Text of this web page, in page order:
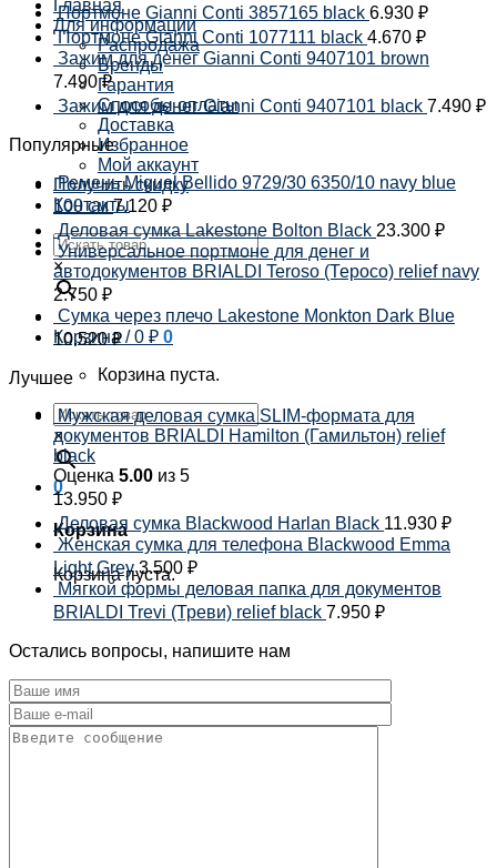
Главная
Для информации
Распродажа
Бренды
Гарантия
Способы оплаты
Доставка
Избранное
Мой аккаунт
Получить скидку
Контакты
×
Корзина /0 ₽ 0
Корзина пуста.
×
0
Корзина
Корзина пуста.
Портмоне Gianni Conti 3857165 black 6.930 ₽
Портмоне Gianni Conti 1077111 black 4.670 ₽
Зажим для денег Gianni Conti 9407101 brown
7.490₽
Зажим для денег Gianni Conti 9407101 black 7.490 ₽
Популярные
Ремень Miguel Bellido 9729/30 6350/10 navy blue
100 см 7.120 ₽
Деловая сумка Lakestone Bolton Black 23.300 ₽
Универсальное портмоне для денег и
автодокументов BRIALDI Teroso (Теросо) relief navy
2.750 ₽
Сумка через плечо Lakestone Monkton Dark Blue
10.520₽
Лучшее
Мужская деловая сумка SLIM-формата для
документов BRIALDI Hamilton (Гамильтон) relief
black
Оценка 5.00 из 5
13.950 ₽
Деловая сумка Blackwood Harlan Black 11.930 ₽
Женская сумка для телефона Blackwood Emma
Light Grey 3.500 ₽
Мягкой формы деловая папка для документов
BRIALDI Trevi (Треви) relief black 7.950 ₽
Остались вопросы, напишите нам